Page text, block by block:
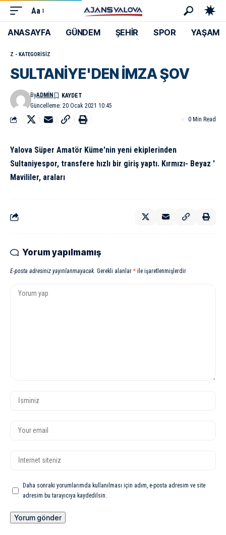
Aa
ANASAYFA GÜNDEM ŞEHİR SPOR YAŞAM
Z - KATEGORISIZ
SULTANİYE'DEN İMZA ŞOV
Güncelleme: 20 Ocak 2021 10:45
ByADMIN
0 Min Read
Yalova Süper Amatör Küme'nin yeni ekiplerinden
Sultaniyespor, transfere hızlı bir giriş yaptı. Kırmızı- Beyaz '
Mavililer, araları
Yorum yapılmamış
E-posta adresiniz yayınlanmayacak. Gerekli alanlar * ile işaretlenmişlerdir
Daha sonraki yorumlarımda kullanılması için adım, e-posta adresim ve site
adresim bu tarayıcıya kaydedilsin.